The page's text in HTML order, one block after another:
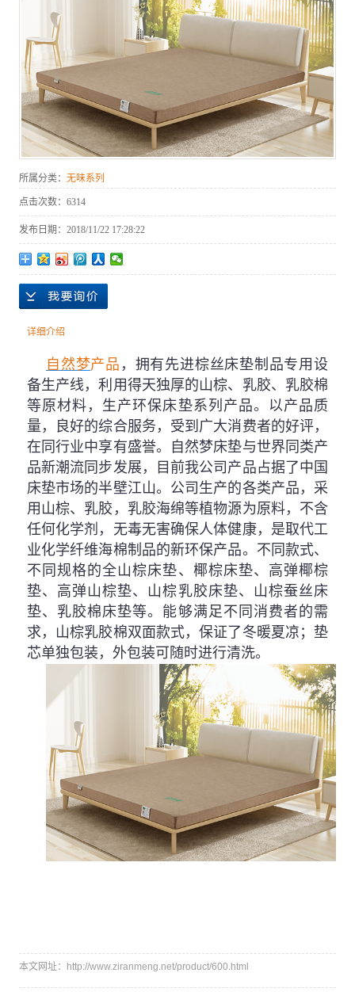
所属分类： 无味系列
点击次数： 6314
发布日期： 2018/11/22 17:28:22
详细介绍
自然梦产品 ，拥有先进棕丝床垫制品专用设
备生产线，利用得天独厚的山棕、乳胶、乳胶棉
等原材料，生产环保床垫系列产品。以产品质
量，良好的综合服务，受到广大消费者的好评，
在同行业中享有盛誉。自然梦床垫与世界同类产
品新潮流同步发展，目前我公司产品占据了中国
床垫市场的半壁江山。公司生产的各类产品，采
用山棕、乳胶，乳胶海绵等植物源为原料，不含
任何化学剂，无毒无害确保人体健康，是取代工
业化学纤维海棉制品的新环保产品。不同款式、
不同规格的全山棕床垫、椰棕床垫、高弹椰棕
垫、高弹山棕垫、山棕乳胶床垫、山棕蚕丝床
垫、乳胶棉床垫等。能够满足不同消费者的需
求，山棕乳胶棉双面款式，保证了冬暖夏凉；垫
芯单独包装，外包装可随时进行清洗。
本文网址：http://www.ziranmeng.net/product/600.html